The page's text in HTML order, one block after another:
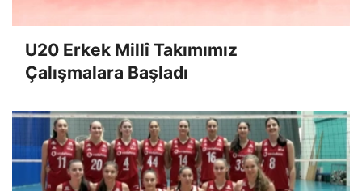
U20 Erkek Millî Takımımız
Çalışmalara Başladı